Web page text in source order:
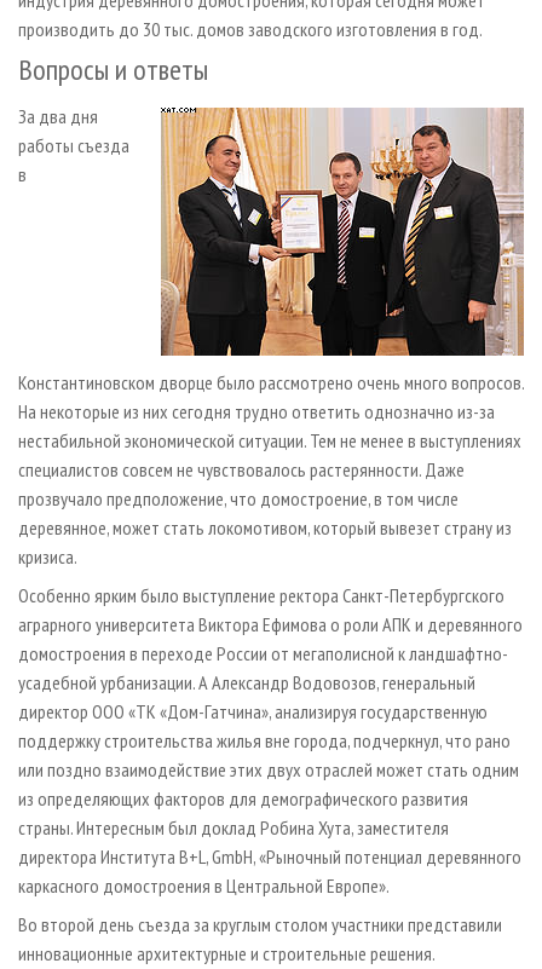
производить до 30 тыс. домов заводского изготовления в год.
Вопросы и ответы
За два дня
работы съезда
в
Константиновском дворце было рассмотрено очень много вопросов.
На некоторые из них сегодня трудно ответить однозначно из-за
нестабильной экономической ситуации. Тем не менее в выступлениях
специалистов совсем не чувствовалось растерянности. Даже
прозвучало предположение, что домостроение, в том числе
деревянное, может стать локомотивом, который вывезет страну из
кризиса.
Особенно ярким было выступление ректора Санкт-Петербургского
аграрного университета Виктора Ефимова о роли АПК и деревянного
домостроения в переходе России от мегаполисной к ландшафтно-
усадебной урбанизации. А Александр Водовозов, генеральный
директор ООО «ТК «Дом-Гатчина», анализируя государственную
поддержку строительства жилья вне города, подчеркнул, что рано
или поздно взаимодействие этих двух отраслей может стать одним
из определяющих факторов для демографического развития
страны. Интересным был доклад Робина Хута, заместителя
директора Института B+L, GmbH, «Рыночный потенциал деревянного
каркасного домостроения в Центральной Европе».
Во второй день съезда за круглым столом участники представили
инновационные архитектурные и строительные решения.